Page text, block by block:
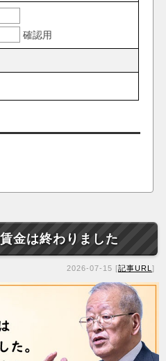
金は終わりました
2026-07-15 [記事URL ]